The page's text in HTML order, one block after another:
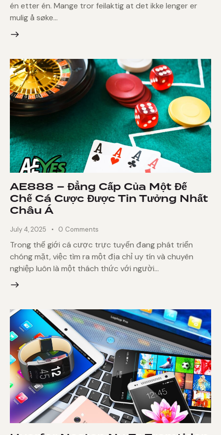
én etter én. Mange tror feilaktig at det ikke lenger er
mulig å søke…
AE888 – Đẳng Cấp Của Một Đế
Chế Cá Cược Được Tin Tưởng Nhất
Châu Á
July 4, 2025 0 Comments
Trong thế giới cá cược trực tuyến đang phát triển
chóng mặt, việc tìm ra một địa chỉ uy tín và chuyên
nghiệp luôn là một thách thức với người…